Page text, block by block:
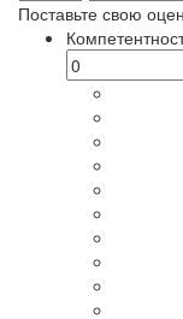
Поставьте свою